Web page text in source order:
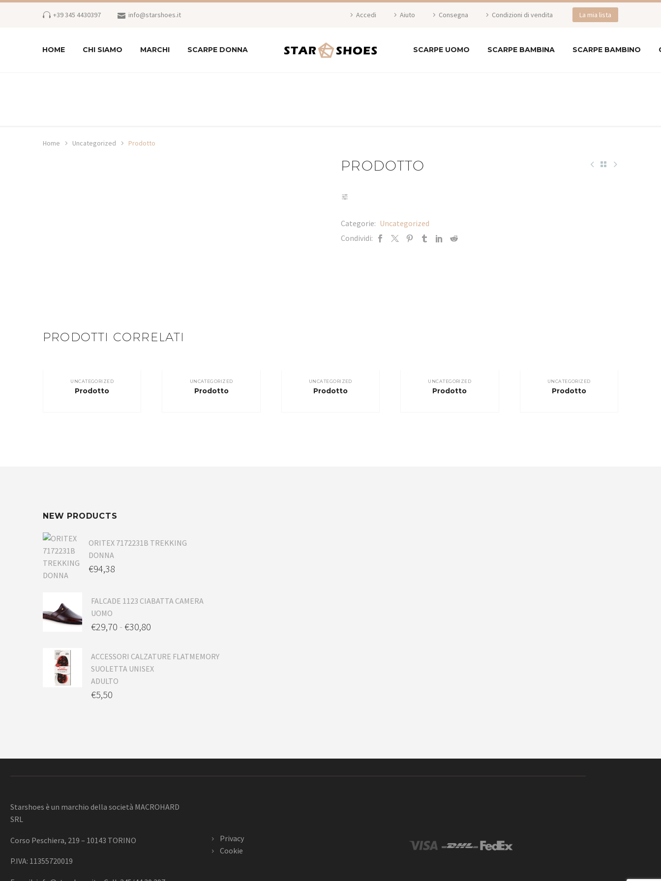
+39 345 4430397 info@starshoes.it Accedi Aiuto Consegna Condizioni di vendita La mia lista
HOME CHI SIAMO MARCHI SCARPE DONNA SCARPE UOMO SCARPE BAMBINA SCARPE BAMBINO
Home Uncategorized Prodotto
PRODOTTO
Categorie: Uncategorized
Condividi:
PRODOTTI CORRELATI
UNCATEGORIZED
Prodotto
UNCATEGORIZED
Prodotto
UNCATEGORIZED
Prodotto
UNCATEGORIZED
Prodotto
UNCATEGORIZED
Prodotto
NEW PRODUCTS
ORITEX 7172231B TREKKING
DONNA
€94,38
FALCADE 1123 CIABATTA CAMERA
UOMO
€29,70 - €30,80
ACCESSORI CALZATURE FLATMEMORY
SUOLETTA UNISEX
ADULTO
€5,50
Starshoes è un marchio della società MACROHARD
SRL
Corso Peschiera, 219 – 10143 TORINO
P.IVA: 11355720019
Privacy
Cookie